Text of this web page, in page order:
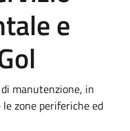
e
manutenzione, in
zone periferiche ed